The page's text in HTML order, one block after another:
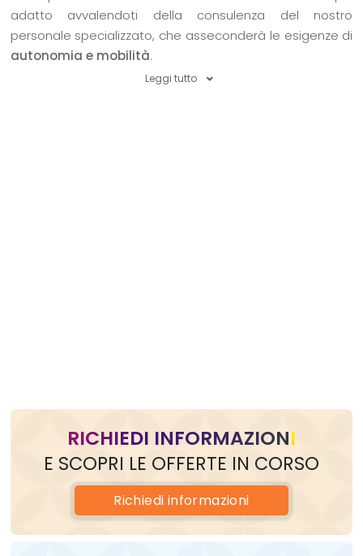
adatto avvalendoti della consulenza del nostro
personale specializzato, che asseconderà le esigenze di
autonomia e mobilità.
Leggi tutto
RICHIEDI INFORMAZIONI
E SCOPRI LE OFFERTE IN CORSO
Richiedi informazioni